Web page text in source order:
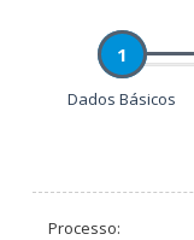
1
Dados Básicos
Processo: